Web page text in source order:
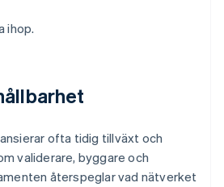
ihop.
ofta tidig tillväxt och
validerare, byggare och
återspeglar vad nätverket